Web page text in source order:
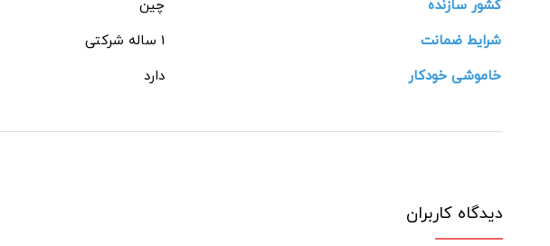
کشور سازنده
چین
شرایط ضمانت
1 ساله شرکتی
خاموشی خودکار
دارد
دیدگاه کاربران